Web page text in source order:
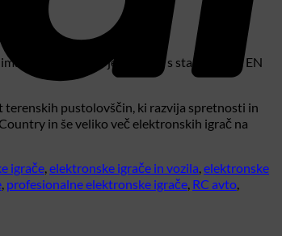
CE certifikat in je v skladu s standardom EN
terenskih pustolovščin, ki razvija spretnosti in
in še veliko več elektronskih igrač na
igrače,elektronske igrače in vozila,elektronske
, profesionalne elektronske igrače, RC avto,